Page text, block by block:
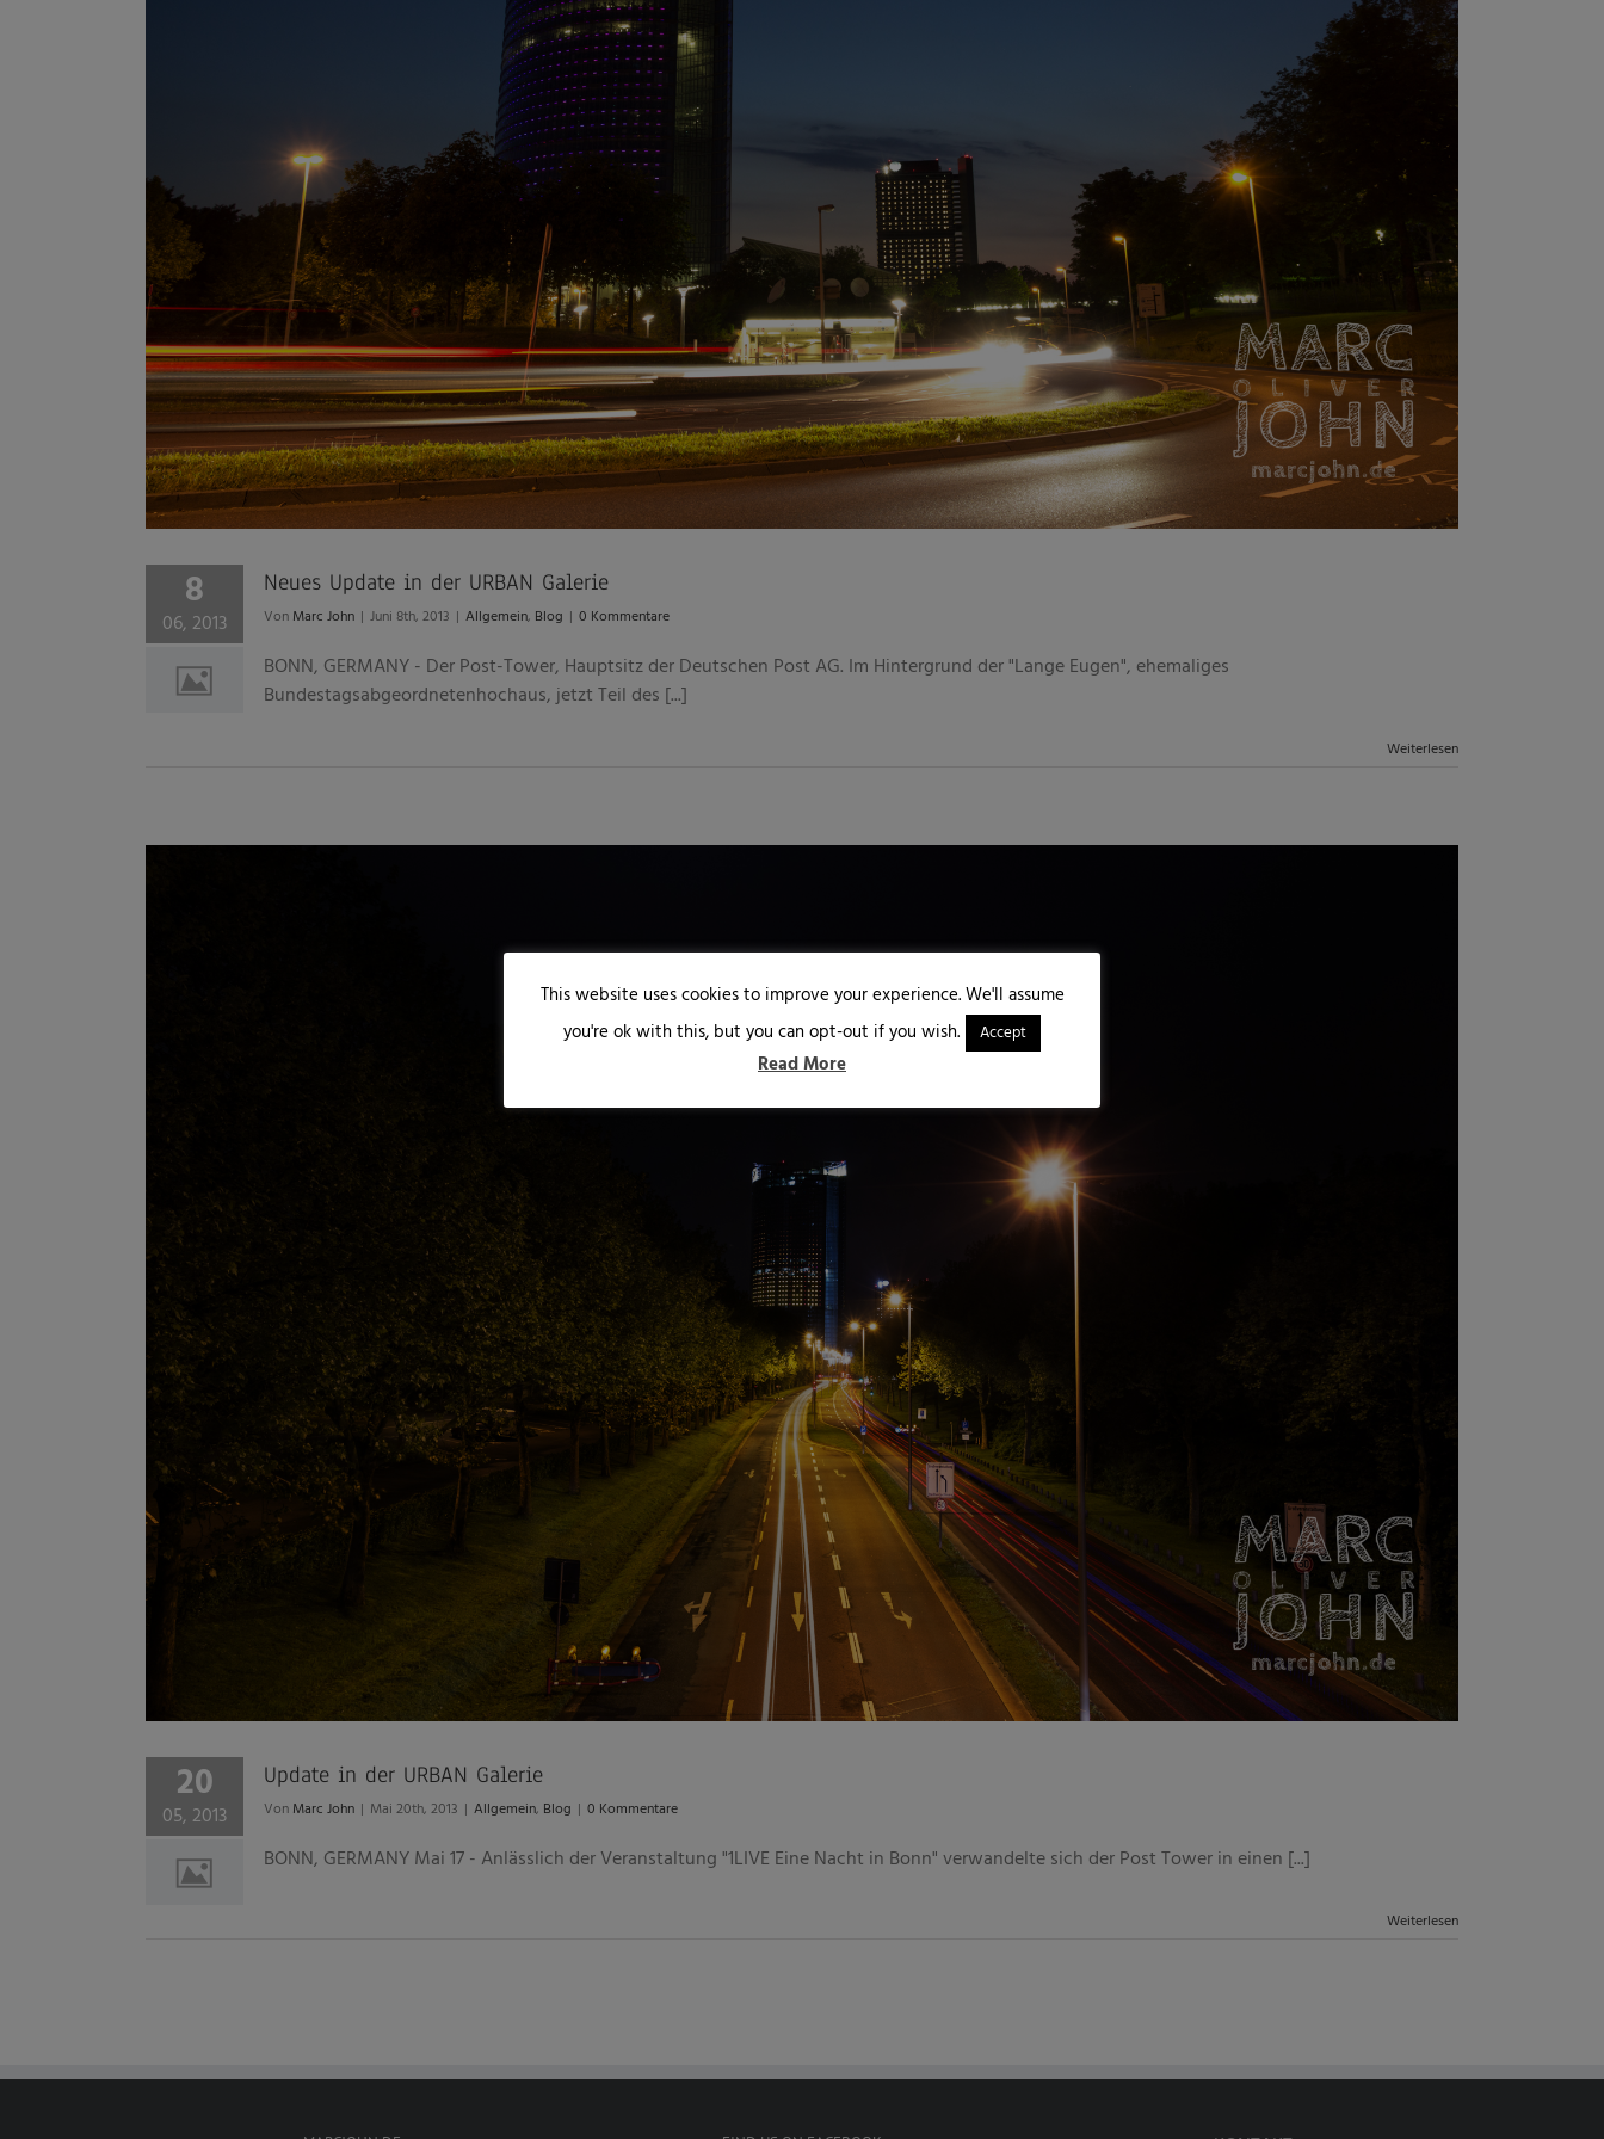
8
06, 2013
Neues Update in der URBAN Galerie
Von Marc John | Juni 8th, 2013 | Allgemein, Blog | 0 Kommentare
BONN, GERMANY - Der Post-Tower, Hauptsitz der Deutschen Post AG. Im Hintergrund der "Lange Eugen", ehemaliges
Bundestagsabgeordnetenhochaus, jetzt Teil des [...]
Weiterlesen
20
05, 2013
Update in der URBAN Galerie
Von Marc John | Mai 20th, 2013 | Allgemein, Blog | 0 Kommentare
BONN, GERMANY Mai 17 - Anlässlich der Veranstaltung "1LIVE Eine Nacht in Bonn" verwandelte sich der Post Tower in einen [...]
Weiterlesen
This website uses cookies to improve your experience. We'll assume
you're ok with this, but you can opt-out if you wish.
Accept
Read More